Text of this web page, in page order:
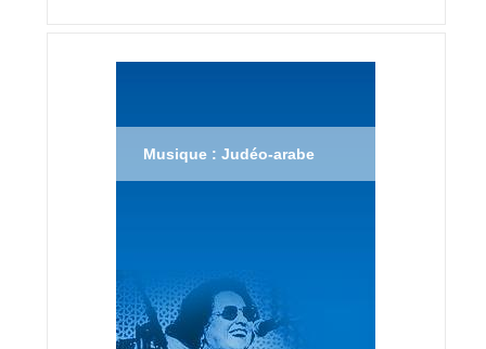
Musique : Judéo-arabe